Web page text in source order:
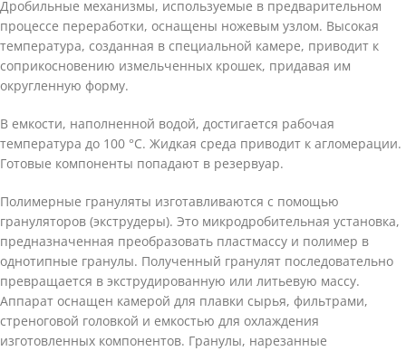
Дробильные механизмы, используемые в предварительном
процессе переработки, оснащены ножевым узлом. Высокая
температура, созданная в специальной камере, приводит к
соприкосновению измельченных крошек, придавая им
округленную форму.
В емкости, наполненной водой, достигается рабочая
температура до 100 °C. Жидкая среда приводит к агломерации.
Готовые компоненты попадают в резервуар.
Полимерные грануляты изготавливаются с помощью
грануляторов (экструдеры). Это микродробительная установка,
предназначенная преобразовать пластмассу и полимер в
однотипные гранулы. Полученный гранулят последовательно
превращается в экструдированную или литьевую массу.
Аппарат оснащен камерой для плавки сырья, фильтрами,
стреноговой головкой и емкостью для охлаждения
изготовленных компонентов. Гранулы, нарезанные